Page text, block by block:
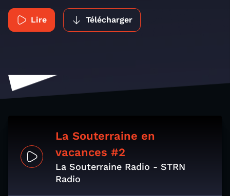
Lire Télécharger
La Souterraine en
vacances #2
La Souterraine Radio - STRN
Radio